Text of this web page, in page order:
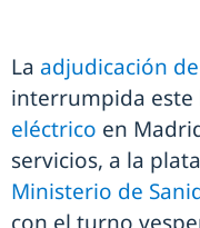
La adjudicación
interrumpida este
eléctrico en
servicios, a la
Ministerio de